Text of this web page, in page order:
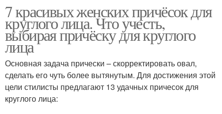
Длинные стрижки Стрижки для мужчин
Короткие стрижки
7 красивых женских причёсок для
круглого лица. Что учесть,
выбирая причёску для круглого
лица
Основная задача прически – скорректировать овал,
сделать его чуть более вытянутым. Для достижения этой
цели стилисты предлагают 13 удачных причесок для
круглого лица: